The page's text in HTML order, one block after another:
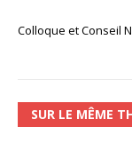
Colloque et Conseil
SUR LE MÊME